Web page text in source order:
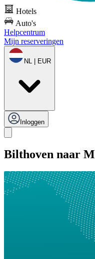
Hotels
Auto's
Helpcentrum
Mijn reserveringen
NL | EUR
Inloggen
Bilthoven naar